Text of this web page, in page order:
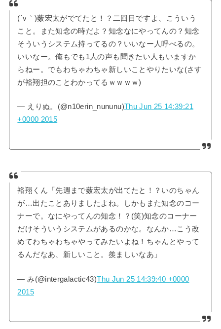
(´v｀)薮宏太がでてたと！？二回目ですよ、こういう
こと。また知念の時だよ？知念なにやってんの？知念
そういうシステム持ってるの？いいなー人呼べるの。
いいなー。俺もでも1人の声も聞きたい人もいますか
らねー。でもわちゃわちゃ新しいことやりたいな(さす
が裕翔担のことわかってるｗｗｗｗ)
— えりぬ。(@n10erin_nununu)Thu Jun 25 14:39:21
+0000 2015
裕翔くん「先週まで薮宏太が出てたと！？いのちゃん
が…出たことありましたよね。しかもまた知念のコー
ナーで。なにやってんの知念！？(笑)知念のコーナー
だけそういうシステムがあるのかな。なんか…こう改
めてわちゃわちゃやってみたいよね！ちゃんとやって
るんだなあ、新しいこと。羨ましいなあ」
— み(@intergalactic43)Thu Jun 25 14:39:40 +0000
2015